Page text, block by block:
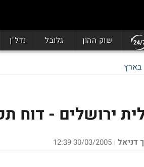
שוק ההון גלובל נדל"ן
בארץ
ירושלים - דוח
דניאל |
30/03/2005 12:39